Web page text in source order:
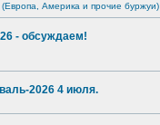
Америка и прочие буржуи)
- обсуждаем!
2026 4 июля.